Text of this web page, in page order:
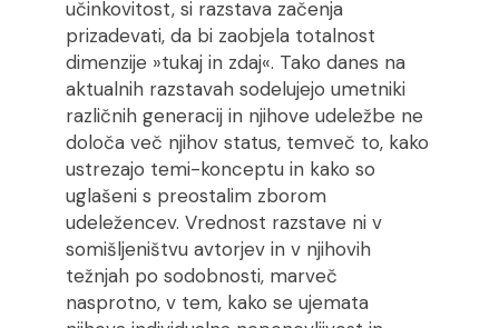
učinkovitost, si razstava začenja
prizadevati, da bi zaobjela totalnost
dimenzije »tukaj in zdaj«. Tako danes na
aktualnih razstavah sodelujejo umetniki
različnih generacij in njihove udeležbe ne
določa več njihov status, temveč to, kako
ustrezajo temi-konceptu in kako so
uglašeni s preostalim zborom
udeležencev. Vrednost razstave ni v
somišljeništvu avtorjev in v njihovih
težnjah po sodobnosti, marveč
nasprotno, v tem, kako se ujemata